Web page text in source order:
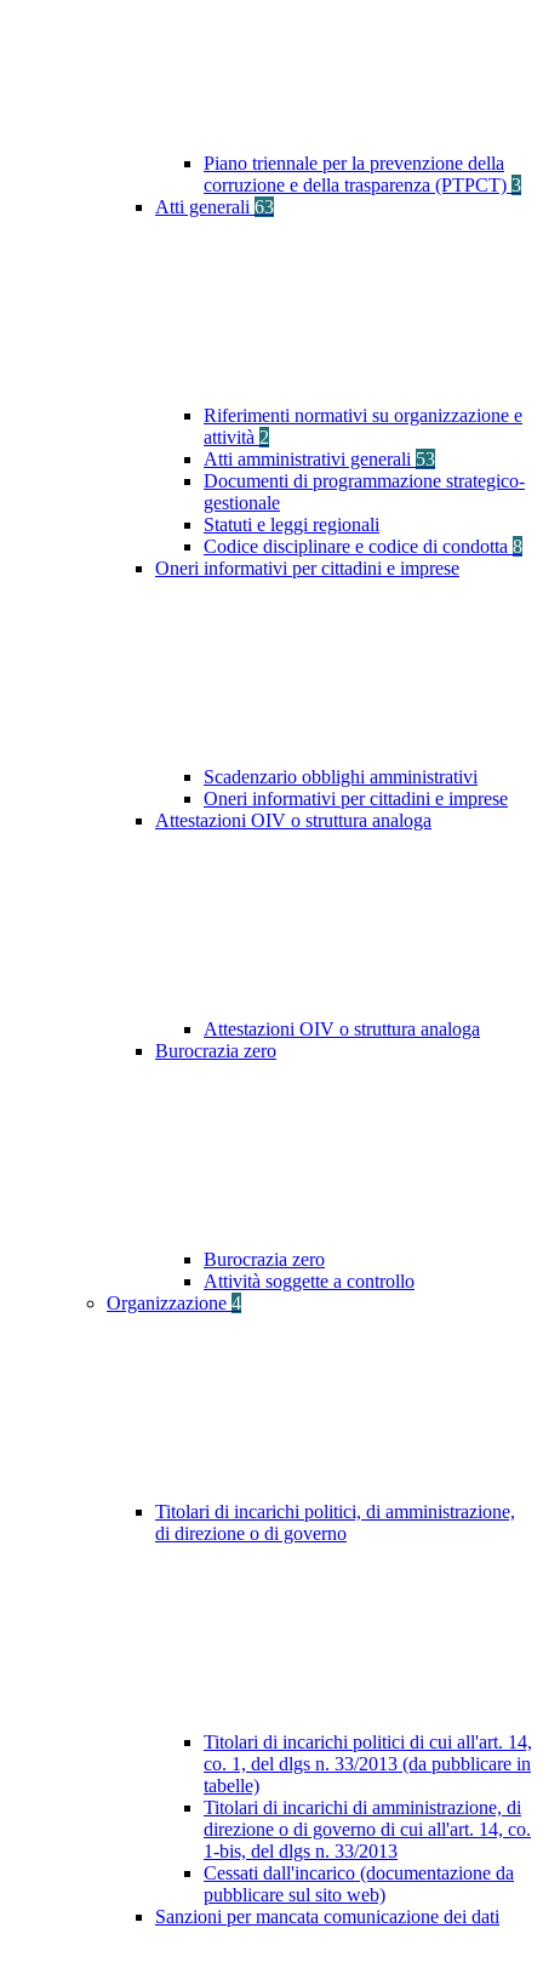
Piano triennale per la prevenzione della
corruzione e della trasparenza (PTPCT) 3
Atti generali 63
Riferimenti normativi su organizzazione e
attività 2
Atti amministrativi generali 53
Documenti di programmazione strategico-
gestionale
Statuti e leggi regionali
Codice disciplinare e codice di condotta 8
Oneri informativi per cittadini e imprese
Scadenzario obblighi amministrativi
Oneri informativi per cittadini e imprese
Attestazioni OIV o struttura analoga
Attestazioni OIV o struttura analoga
Burocrazia zero
Burocrazia zero
Attività soggette a controllo
Organizzazione 4
Titolari di incarichi politici, di amministrazione,
di direzione o di governo
Titolari di incarichi politici di cui all'art. 14,
co. 1, del dlgs n. 33/2013 (da pubblicare in
tabelle)
Titolari di incarichi di amministrazione, di
direzione o di governo di cui all'art. 14, co.
1-bis, del dlgs n. 33/2013
Cessati dall'incarico (documentazione da
pubblicare sul sito web)
Sanzioni per mancata comunicazione dei dati